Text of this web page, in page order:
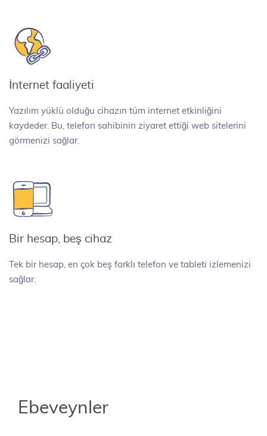
İnternet faaliyeti
Yazılım yüklü olduğu cihazın tüm internet etkinliğini
kaydeder. Bu, telefon sahibinin ziyaret ettiği web sitelerini
görmenizi sağlar.
Bir hesap, beş cihaz
Tek bir hesap, en çok beş farklı telefon ve tableti izlemenizi
sağlar.
Ebeveynler